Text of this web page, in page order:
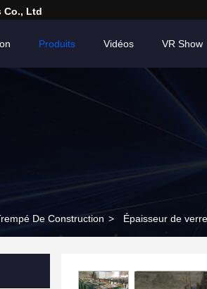
Co., Ltd
Produits Vidéos VR Show
De Construction > Épaisseur de